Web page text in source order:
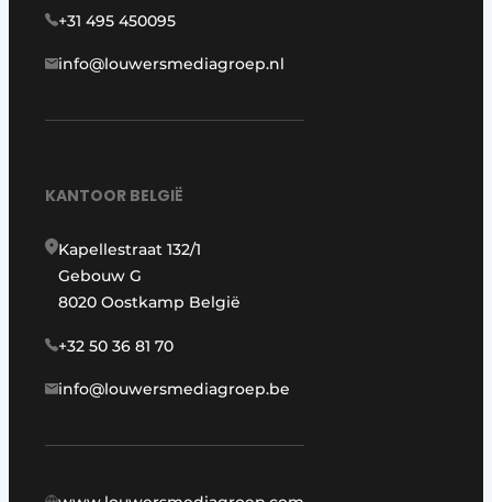
+31 495 450095
info@louwersmediagroep.nl
KANTOOR BELGIË
Kapellestraat 132/1
Gebouw G
8020 Oostkamp België
+32 50 36 81 70
info@louwersmediagroep.be